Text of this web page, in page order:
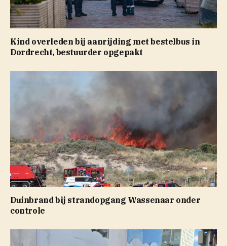
Kind overleden bij aanrijding met bestelbus in
Dordrecht, bestuurder opgepakt
Duinbrand bij strandopgang Wassenaar onder
controle